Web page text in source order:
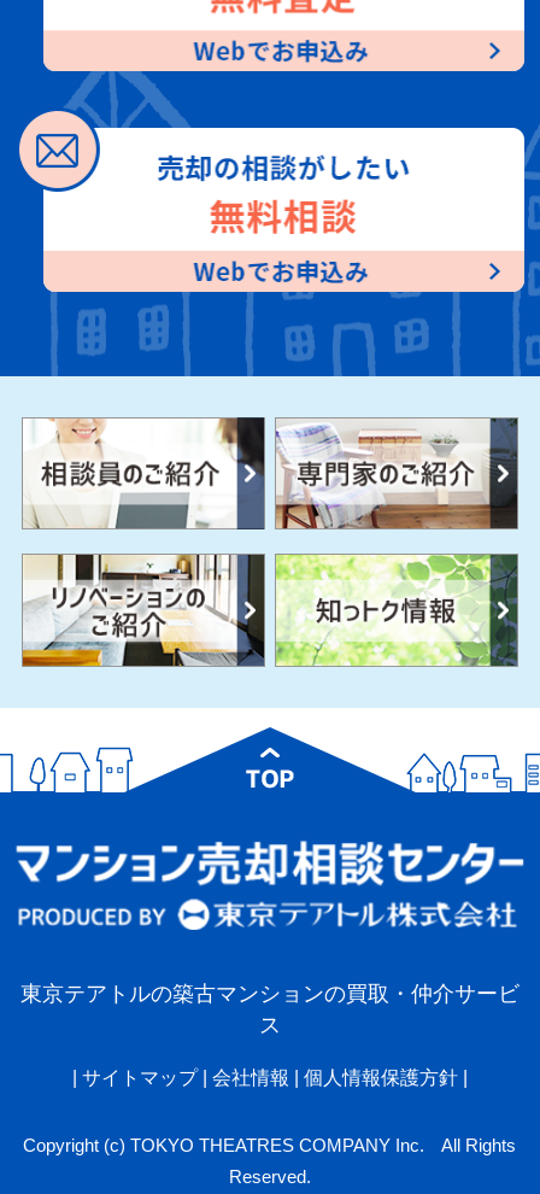
東京テアトルの築古マンションの買取・仲介サービ
ス
サイトマップ 会社情報 個人情報保護方針|
Copyright (c) TOKYO THEATRES COMPANY Inc. All Rights
Reserved.